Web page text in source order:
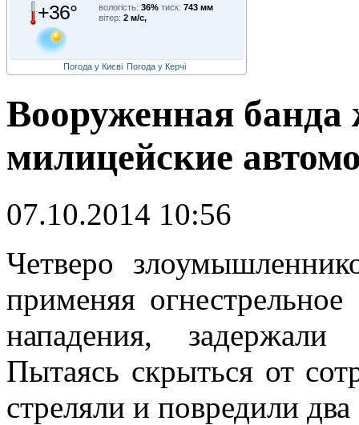
+36° вологість: 36% тиск: 743 мм
вітер: 2 м/с,
Погода у Києві Погода у Керчі
Вооруженная банда
милицейские
07.10.2014 10:56
Четверо
применяя
нападения, задержали
Пытаясь скрыться от
стреляли и повредили